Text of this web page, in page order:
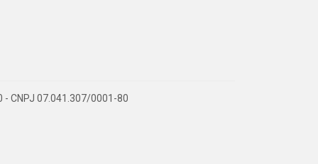
- CNPJ 07.041.307/0001-80